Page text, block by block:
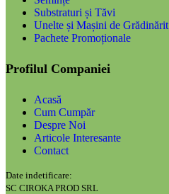
Substraturi și Tăvi
Unelte și Mașini de Grădinărit
Pachete Promoționale
Profilul Companiei
Acasă
Cum Cumpăr
Despre Noi
Articole Interesante
Contact
Date indetificare:
SC CIROKA PROD SRL